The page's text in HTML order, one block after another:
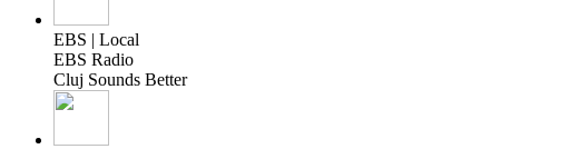
EBS | Local
EBS Radio
Cluj Sounds Better